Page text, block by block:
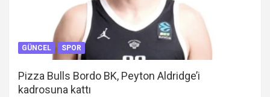
GÜNCEL SPOR
Pizza Bulls Bordo BK, Peyton Aldridge’i
kadrosuna kattı